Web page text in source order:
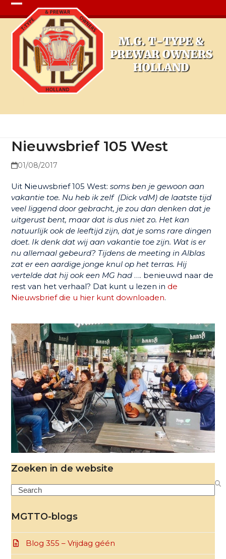
Open
mobile
menu
Close
mobile
menu
Nieuwsbrief 105 West
01/08/2017
Uit Nieuwsbrief 105 West:soms ben je gewoon aan
vakantie toe. Nu heb ik zelf (Dick vdM) de laatste tijd
veel liggend door gebracht, je zou dan denken dat je
uitgerust bent, maar dat is dus niet zo. Het kan
natuurlijk ook de leeftijd zijn, dat je soms rare dingen
doet. Ik denk dat wij aan vakantie toe zijn. Wat is er
nu allemaal gebeurd? Tijdens de meeting in Alblas
zat er een aardige jonge knul op het terras. Hij
vertelde dat hij ook een MG had …. benieuwd naar de
rest van het verhaal? Dat kunt u lezen in de
Nieuwsbrief die u hier kunt downloaden.
Zoeken in de website
Search
MGTTO-blogs
Blog 355 – Vrijdag géén